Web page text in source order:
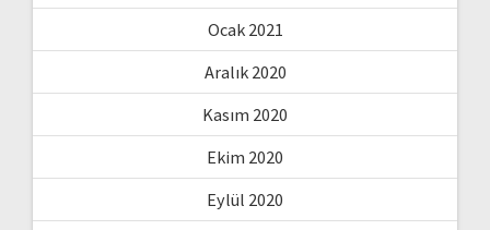
Ocak 2021
Aralık 2020
Kasım 2020
Ekim 2020
Eylül 2020